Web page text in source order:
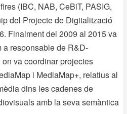
(IBC, NAB, CeBiT, PASIG,
del Projecte de Digitalització
Finalment del 2009 al 2015 va
a responsable de R&D-
va coordinar projectes
i MediaMap+, relatius al
dins les cadenes de
amb la seva semàntica